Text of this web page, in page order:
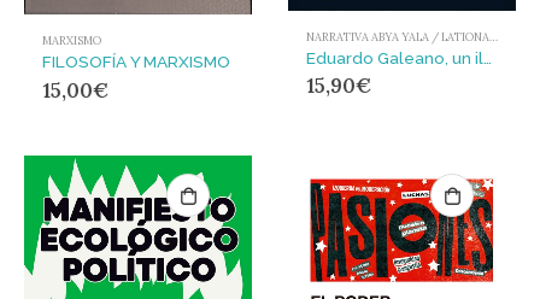
MARXISMO
FILOSOFÍA Y MARXISMO
15,00€
NARRATIVA ABYA YALA / LATIONAMÉRICA Y EL CARIBE
15,90€